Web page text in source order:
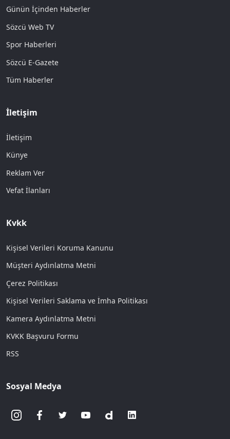
Günün İçinden Haberler
Sözcü Web TV
Spor Haberleri
Sözcü E-Gazete
Tüm Haberler
İletişim
İletişim
Künye
Reklam Ver
Vefat İlanları
Kvkk
Kişisel Verileri Koruma Kanunu
Müşteri Aydınlatma Metni
Çerez Politikası
Kişisel Verileri Saklama ve İmha Politikası
Kamera Aydınlatma Metni
KVKK Başvuru Formu
RSS
Sosyal Medya